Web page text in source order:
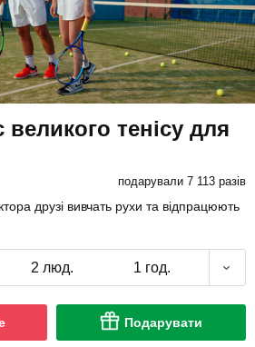
тенісу для
подарували 7 113 разів
друзі вивчать рухи та відпрацюють
2 люд. 1 год.
Подарувати